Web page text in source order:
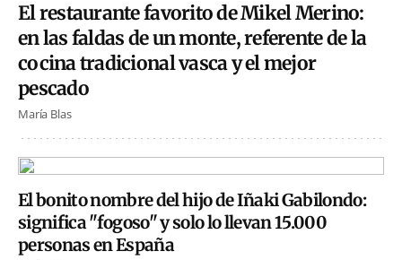
El restaurante favorito de Mikel Merino:
en las faldas de un monte, referente de la
cocina tradicional vasca y el mejor
pescado
María Blas
El bonito nombre del hijo de Iñaki Gabilondo:
significa "fogoso" y solo lo llevan 15.000
personas en España